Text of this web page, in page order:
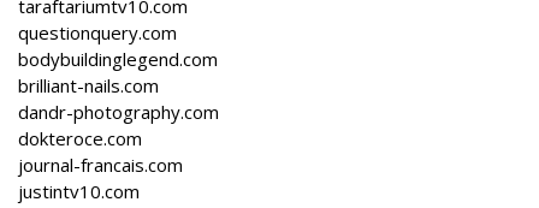
taraftariumtv10.com
questionquery.com
bodybuildinglegend.com
brilliant-nails.com
dandr-photography.com
dokteroce.com
journal-francais.com
justintv10.com